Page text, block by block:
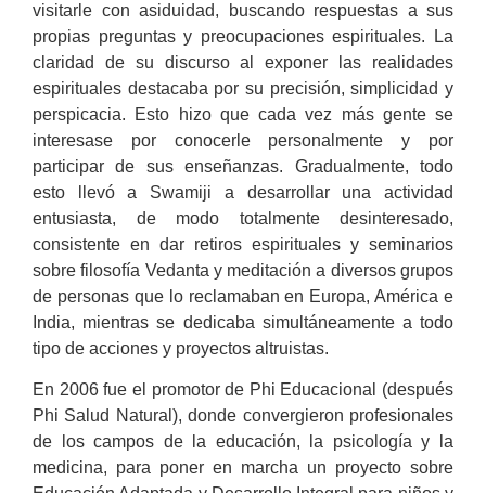
visitarle con asiduidad, buscando respuestas a sus
propias preguntas y preocupaciones espirituales. La
claridad de su discurso al exponer las realidades
espirituales destacaba por su precisión, simplicidad y
perspicacia. Esto hizo que cada vez más gente se
interesase por conocerle personalmente y por
participar de sus enseñanzas. Gradualmente, todo
esto llevó a Swamiji a desarrollar una actividad
entusiasta, de modo totalmente desinteresado,
consistente en dar retiros espirituales y seminarios
sobre filosofía Vedanta y meditación a diversos grupos
de personas que lo reclamaban en Europa, América e
India, mientras se dedicaba simultáneamente a todo
tipo de acciones y proyectos altruistas.
En 2006 fue el promotor de Phi Educacional (después
Phi Salud Natural), donde convergieron profesionales
de los campos de la educación, la psicología y la
medicina, para poner en marcha un proyecto sobre